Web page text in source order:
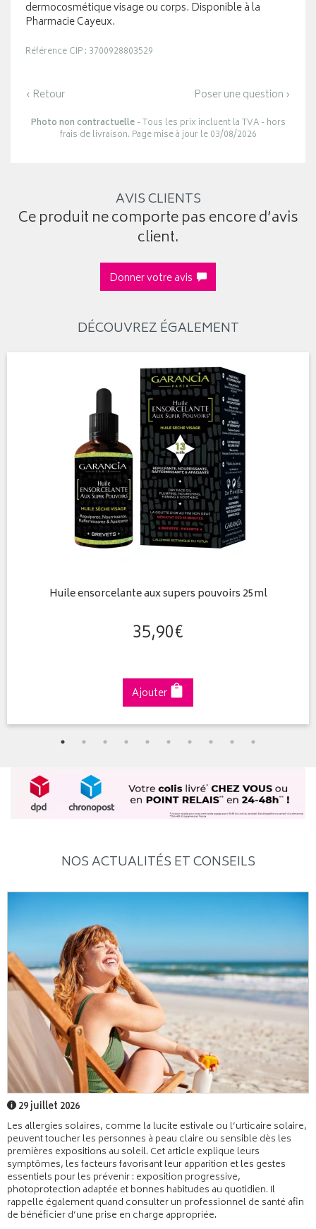
dermocosmétique visage ou corps. Disponible à la
Pharmacie Cayeux.
Référence CIP : 3700928803529
‹ Retour Poser une question ›
Photo non contractuelle- Tous les prix incluent la TVA - hors
frais de livraison. Page mise à jour le 03/08/2026
AVIS CLIENTS
Ce produit ne comporte pas encore d’avis
client.
Donner votre avis
DÉCOUVREZ ÉGALEMENT
Huile ensorcelante aux supers pouvoirs 25ml
35,90€
Ajouter
NOS ACTUALITÉS ET CONSEILS
29 juillet 2026
Les allergies solaires, comme la lucite estivale ou l’urticaire solaire,
peuvent toucher les personnes à peau claire ou sensible dès les
premières expositions au soleil. Cet article explique leurs
symptômes, les facteurs favorisant leur apparition et les gestes
essentiels pour les prévenir : exposition progressive,
photoprotection adaptée et bonnes habitudes au quotidien. Il
rappelle également quand consulter un professionnel de santé afin
de bénéficier d’une prise en charge appropriée.